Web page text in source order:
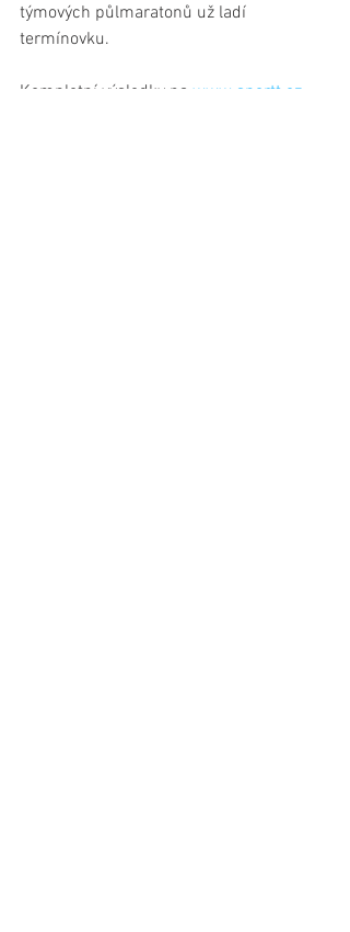
týmových půlmaratonů už ladí
termínovku.
Kompletní výsledky na www.sportt.cz